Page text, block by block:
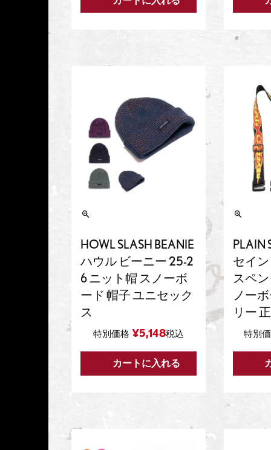
HOWL SLASH BEANIE
ハウル ビーニー 25-2
6 ニット帽 スノーボ
ード 帽子 ユニセック
ス
特別価格 ¥5,148税込
カートに入れる
PLAIN
セイン
スペ
ノー
リー
特別